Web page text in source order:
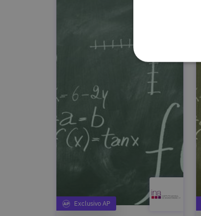
Categoria
Exclusivo AP